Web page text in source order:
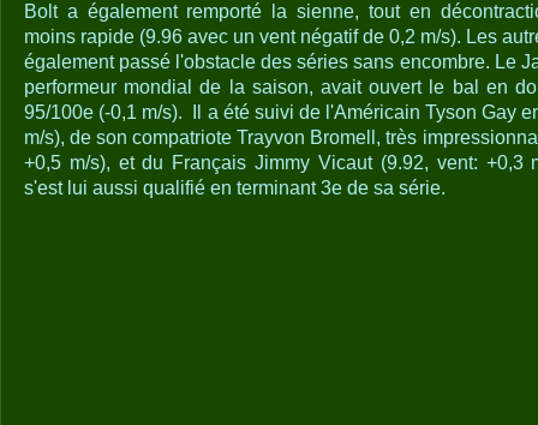
Bolt a également remporté la sienne, tout en
moins rapide (9.96 avec un vent négatif de 0,2 m/s). Les
également passé l'obstacle des séries sans encombre. Le
performeur mondial de la saison, avait ouvert le bal en
95/100e (-0,1 m/s). Il a été suivi de l'Américain Tyson Gay
m/s), de son compatriote Trayvon Bromell, très
+0,5 m/s), et du Français Jimmy Vicaut (9.92, vent: +0,3
s'est lui aussi qualifié en terminant 3e de sa série.